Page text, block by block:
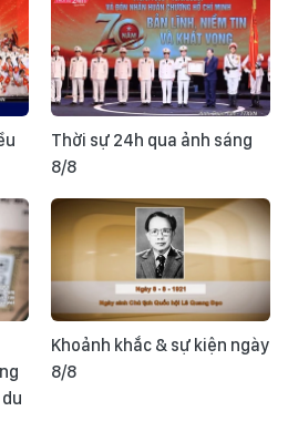
Thời sự 24h qua ảnh sáng
8/8
Khoảnh khắc & sự kiện ngày
8/8